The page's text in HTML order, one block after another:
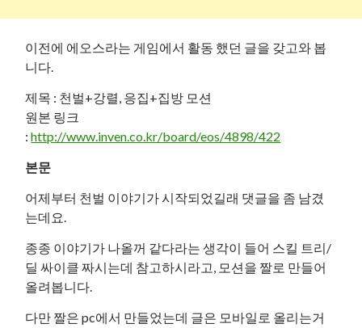
이전에 에오스라는 게임에서 활동 했던 글을 갖고와 봅
니다.
제목 : 천벌+강렬, 응집+집방 모션
원본 링크
:http://www.inven.co.kr/board/eos/4898/422
본문
어제부터 천벌 이야기가 시작되었길래 댓글을 좀 남겼
는데요.
종종 이야기가 나올꺼 같다라는 생각이 들어 스킬 트리/
딜 싸이클 짜시는데 참고하시라고, 모션을 짤로 만들어
올려봅니다.
다만 짤은 pc에서 만들었는데 글은 모바일로 올리는거